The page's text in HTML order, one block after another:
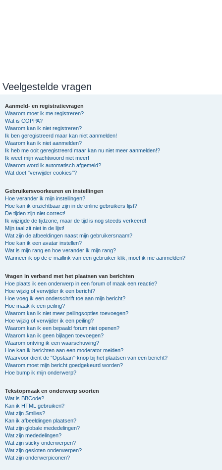
Veelgestelde vragen
Aanmeld- en registratievragen
Waarom moet ik me registreren?
Wat is COPPA?
Waarom kan ik niet registreren?
Ik ben geregistreerd maar kan niet aanmelden!
Waarom kan ik niet aanmelden?
Ik heb me ooit geregistreerd maar kan nu niet meer aanmelden!?
Ik weet mijn wachtwoord niet meer!
Waarom word ik automatisch afgemeld?
Wat doet "verwijder cookies"?
Gebruikersvoorkeuren en instellingen
Hoe verander ik mijn instellingen?
Hoe kan ik onzichtbaar zijn in de online gebruikers lijst?
De tijden zijn niet correct!
Ik wijzigde de tijdzone, maar de tijd is nog steeds verkeerd!
Mijn taal zit niet in de lijst!
Wat zijn de afbeeldingen naast mijn gebruikersnaam?
Hoe kan ik een avatar instellen?
Wat is mijn rang en hoe verander ik mijn rang?
Wanneer ik op de e-maillink van een gebruiker klik, moet ik me aanmelden?
Vragen in verband met het plaatsen van berichten
Hoe plaats ik een onderwerp in een forum of maak een reactie?
Hoe wijzig of verwijder ik een bericht?
Hoe voeg ik een onderschrift toe aan mijn bericht?
Hoe maak ik een peiling?
Waarom kan ik niet meer peilingsopties toevoegen?
Hoe wijzig of verwijder ik een peiling?
Waarom kan ik een bepaald forum niet openen?
Waarom kan ik geen bijlagen toevoegen?
Waarom ontving ik een waarschuwing?
Hoe kan ik berichten aan een moderator melden?
Waarvoor dient de "Opslaan"-knop bij het plaatsen van een bericht?
Waarom moet mijn bericht goedgekeurd worden?
Hoe bump ik mijn onderwerp?
Tekstopmaak en onderwerp soorten
Wat is BBCode?
Kan ik HTML gebruiken?
Wat zijn Smilies?
Kan ik afbeeldingen plaatsen?
Wat zijn globale mededelingen?
Wat zijn mededelingen?
Wat zijn sticky onderwerpen?
Wat zijn gesloten onderwerpen?
Wat zijn onderwerpiconen?